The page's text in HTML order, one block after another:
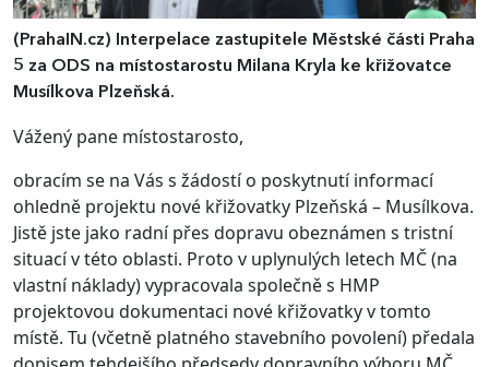
(PrahaIN.cz)
Interpelace zastupitele Městské části Praha
5 za ODS na místostarostu Milana Kryla ke křižovatce
Musílkova Plzeňská.
Vážený pane místostarosto,
obracím se na Vás s žádostí o poskytnutí informací
ohledně projektu nové křižovatky Plzeňská – Musílkova.
Jistě jste jako radní přes dopravu obeznámen s tristní
situací v této oblasti. Proto v uplynulých letech MČ (na
vlastní náklady) vypracovala společně s HMP
projektovou dokumentaci nové křižovatky v tomto
místě. Tu (včetně platného stavebního povolení) předala